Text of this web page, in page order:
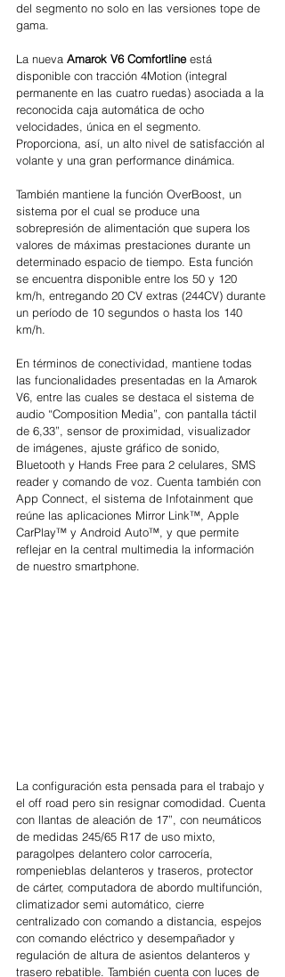
del segmento no solo en las versiones tope de
gama.
La nueva Amarok V6 Comfortline está
disponible con tracción 4Motion (integral
permanente en las cuatro ruedas) asociada a la
reconocida caja automática de ocho
velocidades, única en el segmento.
Proporciona, así, un alto nivel de satisfacción al
volante y una gran performance dinámica.
También mantiene la función OverBoost, un
sistema por el cual se produce una
sobrepresión de alimentación que supera los
valores de máximas prestaciones durante un
determinado espacio de tiempo. Esta función
se encuentra disponible entre los 50 y 120
km/h, entregando 20 CV extras (244CV) durante
un período de 10 segundos o hasta los 140
km/h.
En términos de conectividad, mantiene todas
las funcionalidades presentadas en la Amarok
V6, entre las cuales se destaca el sistema de
audio “Composition Media”, con pantalla táctil
de 6,33”, sensor de proximidad, visualizador
de imágenes, ajuste gráfico de sonido,
Bluetooth y Hands Free para 2 celulares, SMS
reader y comando de voz. Cuenta también con
App Connect, el sistema de Infotainment que
reúne las aplicaciones Mirror Link™, Apple
CarPlay™ y Android Auto™, y que permite
reflejar en la central multimedia la información
de nuestro smartphone.
La configuración esta pensada para el trabajo y
el off road pero sin resignar comodidad. Cuenta
con llantas de aleación de 17”, con neumáticos
de medidas 245/65 R17 de uso mixto,
paragolpes delantero color carrocería,
rompenieblas delanteros y traseros, protector
de cárter, computadora de abordo multifunción,
climatizador semi automático, cierre
centralizado con comando a distancia, espejos
con comando eléctrico y desempañador y
regulación de altura de asientos delanteros y
trasero rebatible. También cuenta con luces de